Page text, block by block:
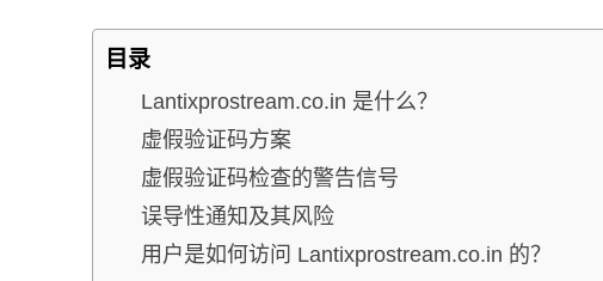
目录
Lantixprostream.co.in 是什么？
虚假验证码方案
虚假验证码检查的警告信号
误导性通知及其风险
用户是如何访问 Lantixprostream.co.in 的？